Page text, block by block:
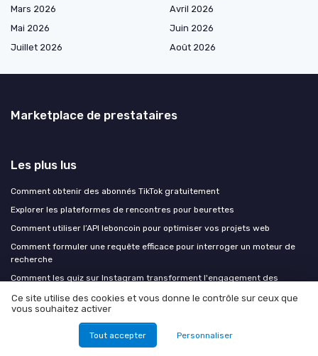
Mars 2026
Avril 2026
Mai 2026
Juin 2026
Juillet 2026
Août 2026
Marketplace de prestataires
Les plus lus
Comment obtenir des abonnés TikTok gratuitement
Explorer les plateformes de rencontres pour beurettes
Comment utiliser l’API leboncoin pour optimiser vos projets web
Comment formuler une requête efficace pour interroger un moteur de
recherche
Comment les quiz sur Instagram transforment l'engagement des
Les derniers articles
Ce site utilise des cookies et vous donne le contrôle sur ceux que
vous souhaitez activer
Tout accepter Personnaliser